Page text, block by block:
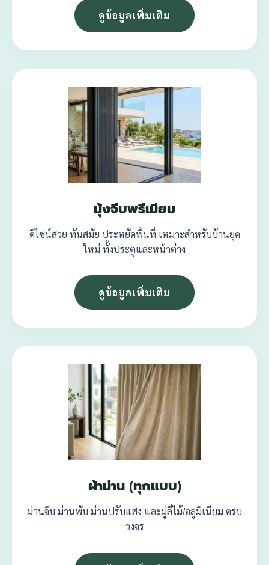
ดูข้อมูลเพิ่มเติม
มุ้งจีบพรีเมียม
ดีไซน์สวย ทันสมัย ประหยัดพื้นที่ เหมาะสำหรับบ้านยุค
ใหม่ ทั้งประตูและหน้าต่าง
ดูข้อมูลเพิ่มเติม
ผ้าม่าน (ทุกแบบ)
ม่านจีบ ม่านพับ ม่านปรับแสง และมู่ลี่ไม้/อลูมิเนียม ครบ
วงจร